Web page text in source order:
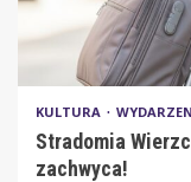
KULTURA
Stradomia
zachwyca!